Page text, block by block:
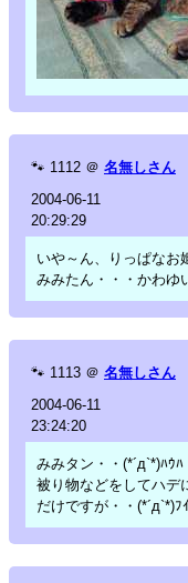
🐾 1112 ＠ 名無しさん
2004-06-11
20:29:29
いや～ん、りっぱなお
みみたん・・・かわゆ
🐾 1113 ＠ 名無しさん
2004-06-11
23:24:20
みみタン・・(*´д`*)ﾊｳﾊ
被り物などをしてハデ
だけですが・・(*´д`*)ﾌ